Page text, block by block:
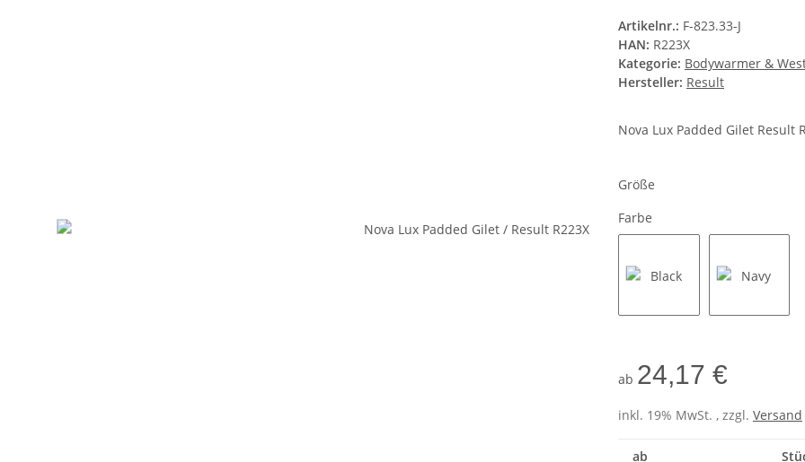
Artikelnr.: F-823.33-J
HAN: R223X
Kategorie: Bodywarmer &
Hersteller: Result
Nova Lux Padded Gilet Result
Größe
Farbe
ab 24,17 €
inkl. 19% MwSt. , zzgl. Versand
ab